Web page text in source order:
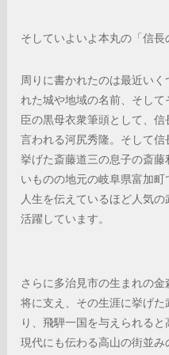
そしていよいよ本丸の「信長
周りに書かれたのは最近い
れた城や地域の名前、そし
臣の黒母衣衆筆頭として、
言われる河尻秀隆。そして
挙げた斎藤道三の息子の斎
いものの地元の岐阜県富加
人生を伝えているほど人気
活躍しています。
さらに多治見市の生まれの
将に支え、その生涯に挙げ
り、飛騨一国を与えられる
現代にも伝わる高山の街並